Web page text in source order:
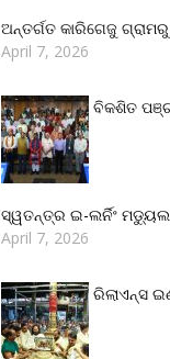
ଅନ୍ତର୍ଗତ କାରିଗେଜୁ
April 7, 2026
ବିକଶିତ
ସ୍ୱତନ୍ତ୍ର ଇ-ଲର୍ନିଂ
April 7, 2026
ରିଲାଏନ୍‌ସ